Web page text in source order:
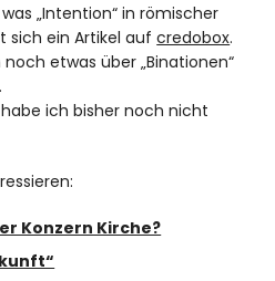
„Intention“ in römischer
sich ein Artikel aufcredobox.
etwas über „Binationen“
ich bisher noch nicht
Konzern Kirche?